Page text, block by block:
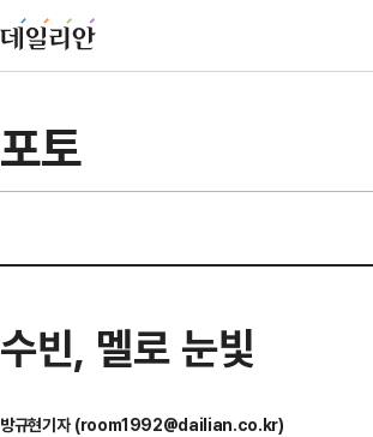
포토
수빈, 멜로 눈빛
방규현기자 (room1992@dailian.co.kr)